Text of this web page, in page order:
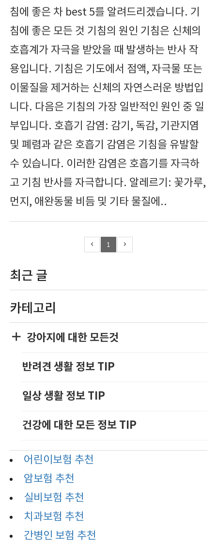
침에 좋은 차 best 5를 알려드리겠습니다. 기
침에 좋은 모든 것 기침의 원인 기침은 신체의
호흡계가 자극을 받았을 때 발생하는 반사 작
용입니다. 기침은 기도에서 점액, 자극물 또는
이물질을 제거하는 신체의 자연스러운 방법입
니다. 다음은 기침의 가장 일반적인 원인 중 일
부입니다. 호흡기 감염: 감기, 독감, 기관지염
및 폐렴과 같은 호흡기 감염은 기침을 유발할
수 있습니다. 이러한 감염은 호흡기를 자극하
고 기침 반사를 자극합니다. 알레르기: 꽃가루,
먼지, 애완동물 비듬 및 기타 물질에..
1
최근 글
카테고리
강아지에 대한 모든것
반려견 생활 정보 TIP
일상 생활 정보 TIP
건강에 대한 모든 정보 TIP
어린이보험 추천
암보험 추천
실비보험 추천
치과보험 추천
간병인 보험 추천